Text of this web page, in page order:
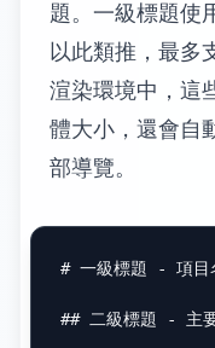
題。一級標題使
以此類推，最多
渲染環境中，這
體大小，還會自
部導覽。
# 一級標題 - 項目
## 二級標題 - 主